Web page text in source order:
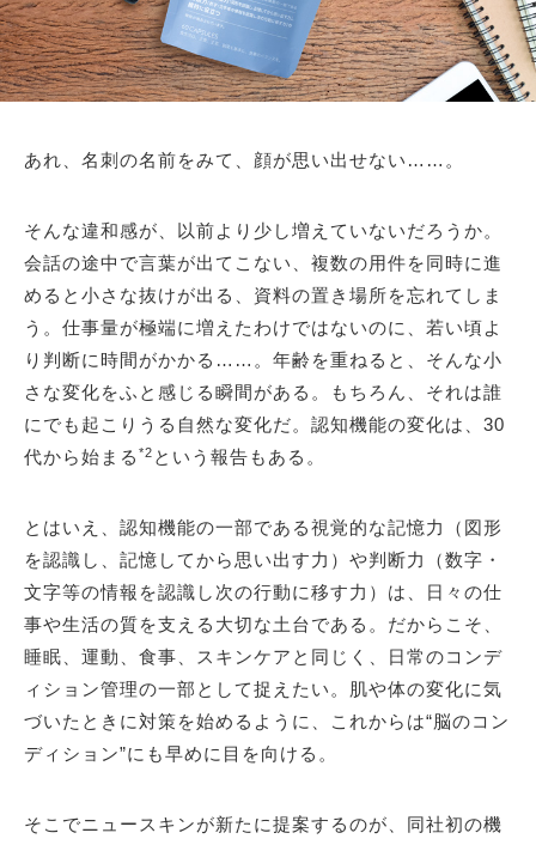
あれ、名刺の名前をみて、顔が思い出せない……。
そんな違和感が、以前より少し増えていないだろうか。
会話の途中で言葉が出てこない、複数の用件を同時に進
めると小さな抜けが出る、資料の置き場所を忘れてしま
う。仕事量が極端に増えたわけではないのに、若い頃よ
り判断に時間がかかる……。年齢を重ねると、そんな小
さな変化をふと感じる瞬間がある。もちろん、それは誰
にでも起こりうる自然な変化だ。認知機能の変化は、30
代から始まる *2 という報告もある。
とはいえ、認知機能の一部である視覚的な記憶力（図形
を認識し、記憶してから思い出す力）や判断力（数字・
文字等の情報を認識し次の行動に移す力）は、日々の仕
事や生活の質を支える大切な土台である。だからこそ、
睡眠、運動、食事、スキンケアと同じく、日常のコンデ
ィション管理の一部として捉えたい。肌や体の変化に気
づいたときに対策を始めるように、これからは“脳のコン
ディション”にも早めに目を向ける。
そこでニュースキンが新たに提案するのが、同社初の機